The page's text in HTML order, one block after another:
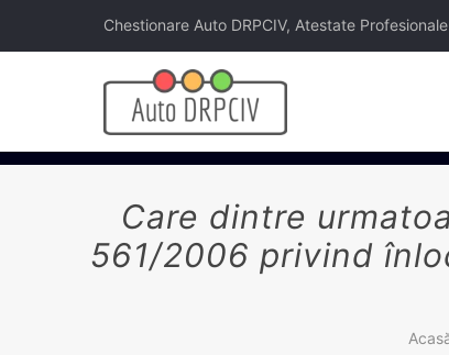
Chestionare Auto DRPCIV, Atestate
Care dintre
561/2006 privind